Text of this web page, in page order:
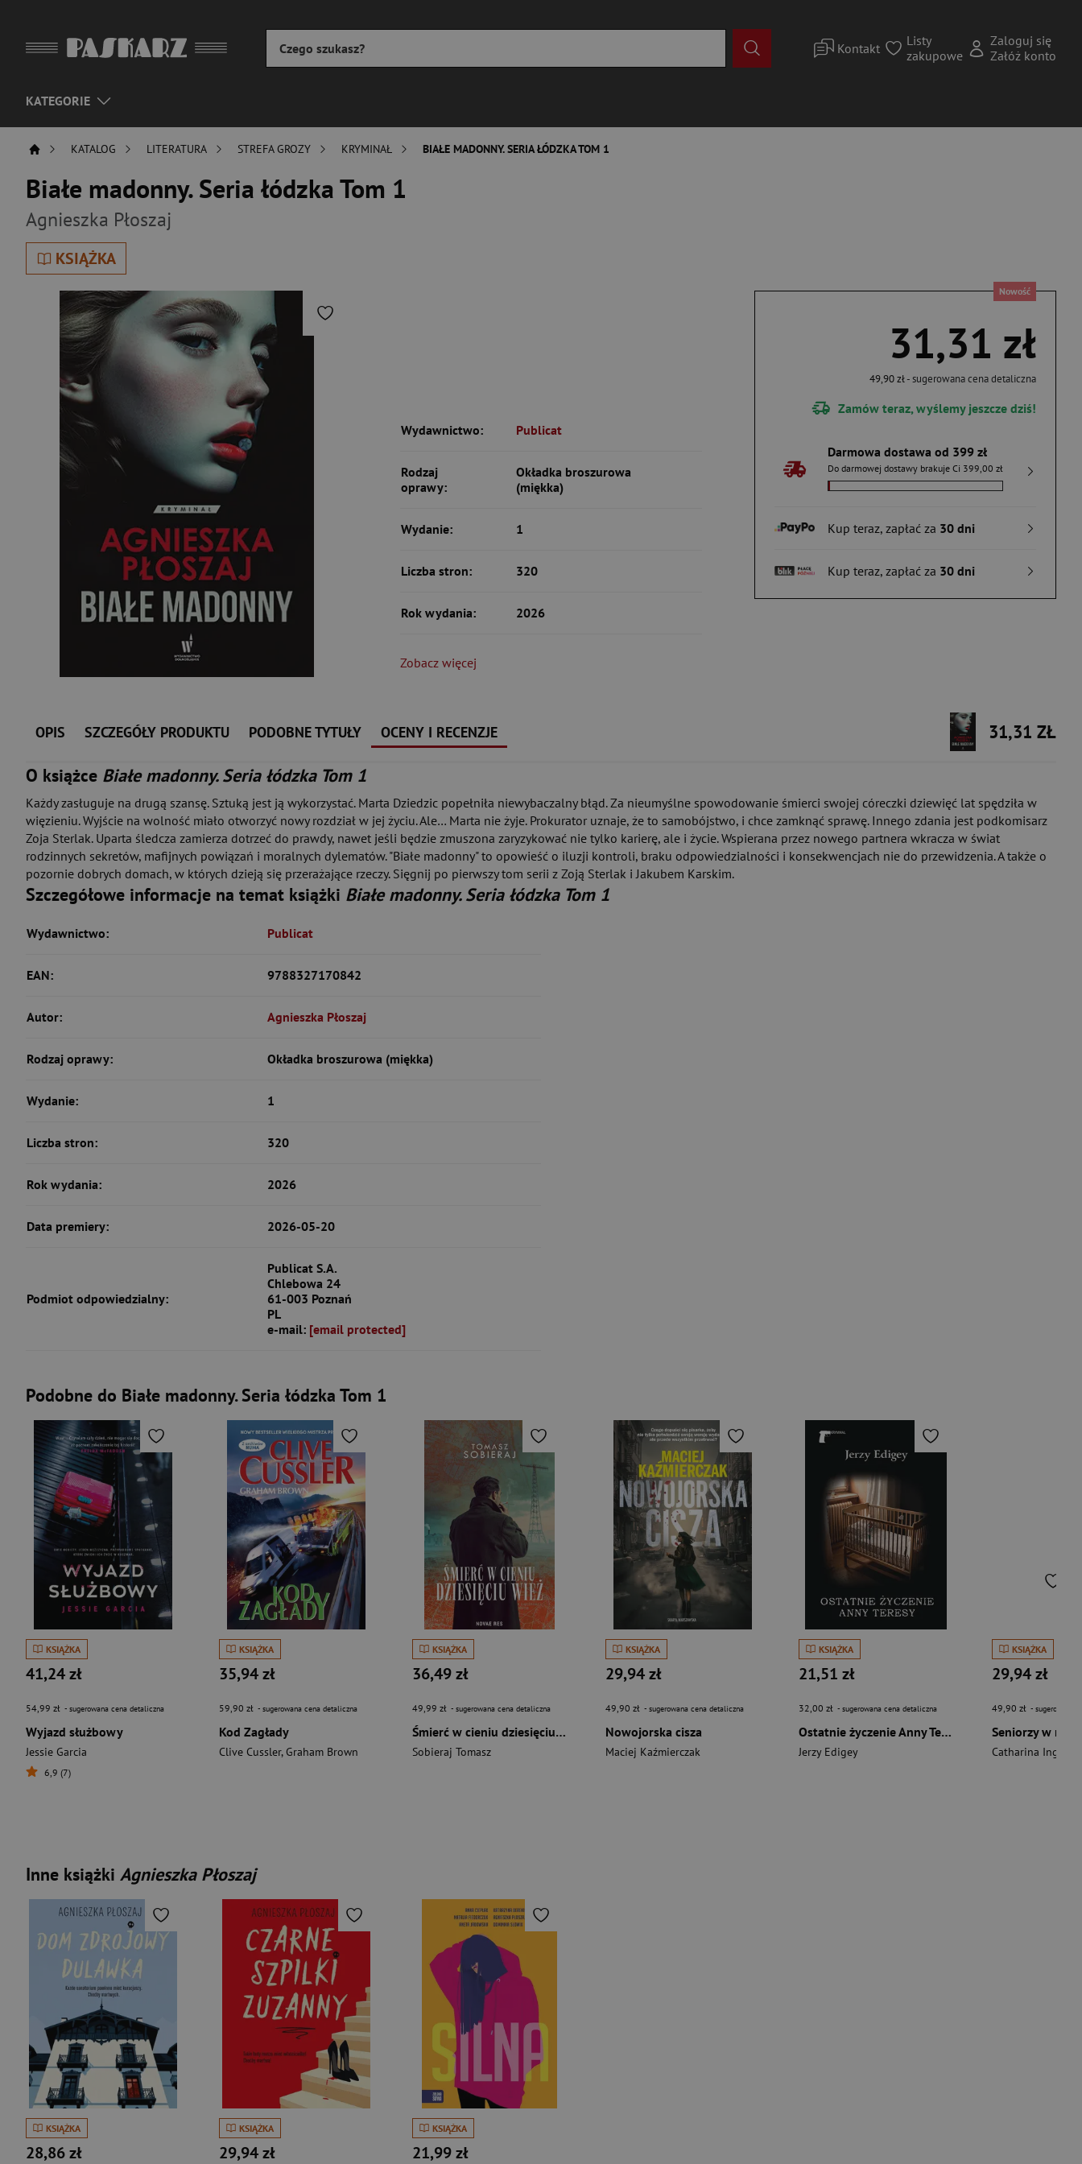
Kontakt
Listy
zakupowe
Zaloguj się
Załóż konto
KATEGORIE
KATALOG LITERATURA STREFA GROZY KRYMINAŁ BIAŁE MADONNY. SERIA ŁÓDZKA TOM 1
Białe madonny. Seria łódzka Tom 1
Agnieszka Płoszaj
KSIĄŻKA
Nowość
31,31 zł
49,90 zł- sugerowana cena detaliczna
Zamów teraz, wyślemy jeszcze dziś!
Darmowa dostawa od 399 zł
Do darmowej dostawy brakuje Ci 399,00 zł
Kup teraz, zapłać za 30 dni
Kup teraz, zapłać za 30 dni
Wydawnictwo: Publicat
Rodzaj
oprawy:
Okładka broszurowa
(miękka)
Wydanie: 1
Liczba stron: 320
Rok wydania: 2026
Zobacz więcej
OPIS SZCZEGÓŁY PRODUKTU PODOBNE TYTUŁY OCENY I RECENZJE
31,31 ZŁ
O książce Białe madonny. Seria łódzka Tom 1
Każdy zasługuje na drugą szansę. Sztuką jest ją wykorzystać. Marta Dziedzic popełniła niewybaczalny błąd. Za nieumyślne spowodowanie śmierci swojej córeczki dziewięć lat spędziła w
więzieniu. Wyjście na wolność miało otworzyć nowy rozdział w jej życiu. Ale… Marta nie żyje. Prokurator uznaje, że to samobójstwo, i chce zamknąć sprawę. Innego zdania jest podkomisarz
Zoja Sterlak. Uparta śledcza zamierza dotrzeć do prawdy, nawet jeśli będzie zmuszona zaryzykować nie tylko karierę, ale i życie. Wspierana przez nowego partnera wkracza w świat
rodzinnych sekretów, mafijnych powiązań i moralnych dylematów. "Białe madonny" to opowieść o iluzji kontroli, braku odpowiedzialności i konsekwencjach nie do przewidzenia. A także o
pozornie dobrych domach, w których dzieją się przerażające rzeczy. Sięgnij po pierwszy tom serii z Zoją Sterlak i Jakubem Karskim.
Szczegółowe informacje na temat książki Białe madonny. Seria łódzka Tom 1
Wydawnictwo: Publicat
EAN: 9788327170842
Autor: Agnieszka Płoszaj
Rodzaj oprawy: Okładka broszurowa (miękka)
Wydanie: 1
Liczba stron: 320
Rok wydania: 2026
Data premiery: 2026-05-20
Podmiot odpowiedzialny:
Publicat S.A.
Chlebowa 24
61-003 Poznań
PL
e-mail: [email protected]
Podobne do Białe madonny. Seria łódzka Tom 1
KSIĄŻKA
41,24 zł
54,99 zł - sugerowana cena detaliczna
Wyjazd służbowy
Jessie Garcia
6,9 (7)
KSIĄŻKA
35,94 zł
59,90 zł - sugerowana cena detaliczna
Kod Zagłady
Clive Cussler,Graham Brown
KSIĄŻKA
36,49 zł
49,99 zł - sugerowana cena detaliczna
Śmierć w cieniu dziesięciu wież
Sobieraj Tomasz
KSIĄŻKA
29,94 zł
49,90 zł - sugerowana cena detaliczna
Nowojorska cisza
Maciej Kaźmierczak
KSIĄŻKA
21,51 zł
32,00 zł - sugerowana cena detaliczna
Ostatnie życzenie Anny Teresy
Jerzy Edigey
KSIĄŻKA
29,94 zł
49,90 zł - sugerowana
Catharina
Inne książki Agnieszka Płoszaj
KSIĄŻKA
28,86 zł
KSIĄŻKA
29,94 zł
KSIĄŻKA
21,99 zł